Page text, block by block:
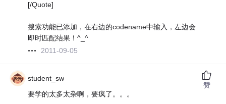
[/Quote]
搜索功能已添加，在右边的codename中输入，左边会
即时匹配结果！^_^
2011-09-05
student_sw
要学的太多太杂啊，要疯了。。。
赞